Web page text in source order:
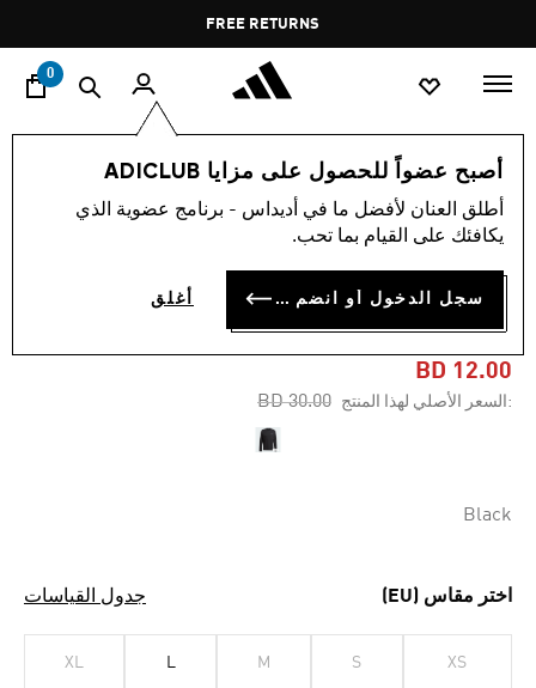
Pause
promotion
rotation
FREE RETURNS
0
أصبح عضواً للحصول على مزايا ADICLUB
أطلق العنان لأفضل ما في أديداس - برنامج عضوية الذي
يكافئك على القيام بما تحب.
سجل الدخول أو انضم الآن أغلق
الرجال ملابس
-60%
تيشيرت بأكمام طويلة TERREX
XPLORIC LOGO
BD 12.00
:السعر الأصلي لهذا المنتج Price reduced from
BD 30.00
to
Black
اختر مقاس (EU) جدول القياسات
XS
S
M
L
XL